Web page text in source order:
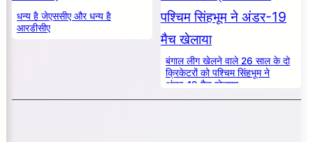
धन्य है जेएससीए और धन्य है
आरडीसीए
बंगाल लीग खेलने वाले 26 साल के दो
क्रिकेटरों को पश्चिम सिंहभूम ने
अंडर-19 मैच खेलाया